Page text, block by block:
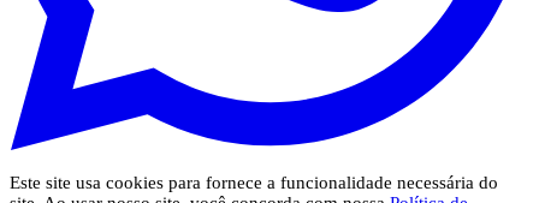
Este site usa cookies para fornece a funcionalidade necessária do